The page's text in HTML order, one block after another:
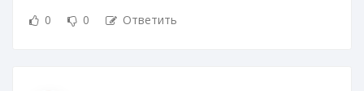
0 0 Ответить